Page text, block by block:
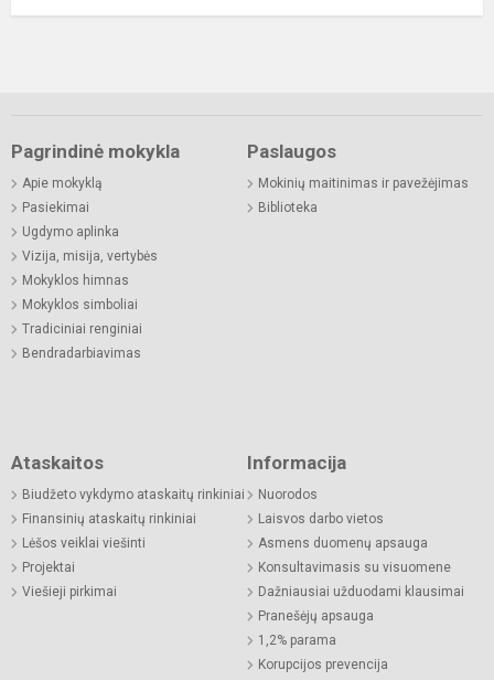
Pagrindinė mokykla
Apie mokyklą
Pasiekimai
Ugdymo aplinka
Vizija, misija, vertybės
Mokyklos himnas
Mokyklos simboliai
Tradiciniai renginiai
Bendradarbiavimas
Paslaugos
Mokinių maitinimas ir pavežėjimas
Biblioteka
Ataskaitos
Biudžeto vykdymo ataskaitų rinkiniai
Finansinių ataskaitų rinkiniai
Lėšos veiklai viešinti
Projektai
Viešieji pirkimai
Informacija
Nuorodos
Laisvos darbo vietos
Asmens duomenų apsauga
Konsultavimasis su visuomene
Dažniausiai užduodami klausimai
Pranešėjų apsauga
1,2% parama
Korupcijos prevencija